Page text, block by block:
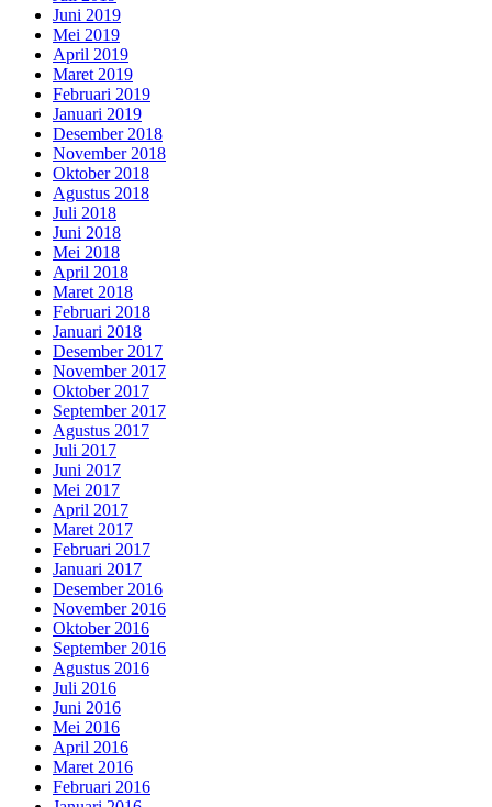
Juni 2019
Mei 2019
April 2019
Maret 2019
Februari 2019
Januari 2019
Desember 2018
November 2018
Oktober 2018
Agustus 2018
Juli 2018
Juni 2018
Mei 2018
April 2018
Maret 2018
Februari 2018
Januari 2018
Desember 2017
November 2017
Oktober 2017
September 2017
Agustus 2017
Juli 2017
Juni 2017
Mei 2017
April 2017
Maret 2017
Februari 2017
Januari 2017
Desember 2016
November 2016
Oktober 2016
September 2016
Agustus 2016
Juli 2016
Juni 2016
Mei 2016
April 2016
Maret 2016
Februari 2016